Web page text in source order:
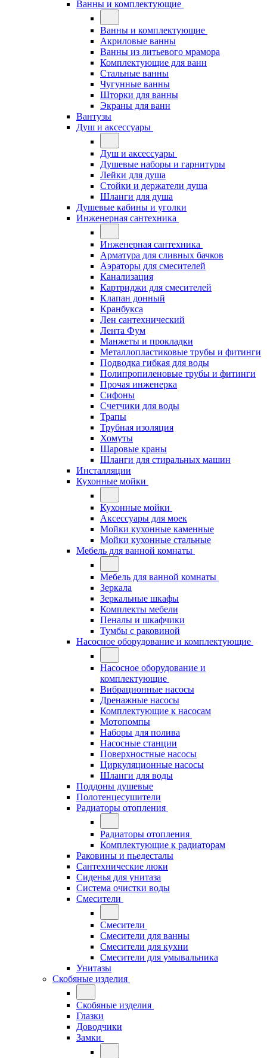
Ванны и комплектующие
Ванны и комплектующие
Акриловые ванны
Ванны из литьевого мрамора
Комплектующие для ванн
Стальные ванны
Чугунные ванны
Шторки для ванны
Экраны для ванн
Вантузы
Душ и аксессуары
Душ и аксессуары
Душевые наборы и гарнитуры
Лейки для душа
Стойки и держатели душа
Шланги для душа
Душевые кабины и уголки
Инженерная сантехника
Инженерная сантехника
Арматура для сливных бачков
Аэраторы для смесителей
Канализация
Картриджи для смесителей
Клапан донный
Кранбукса
Лен сантехнический
Лента Фум
Манжеты и прокладки
Металлопластиковые трубы и фитинги
Подводка гибкая для воды
Полипропиленовые трубы и фитинги
Прочая инженерка
Сифоны
Счетчики для воды
Трапы
Трубная изоляция
Хомуты
Шаровые краны
Шланги для стиральных машин
Инсталляции
Кухонные мойки
Кухонные мойки
Аксессуары для моек
Мойки кухонные каменные
Мойки кухонные стальные
Мебель для ванной комнаты
Мебель для ванной комнаты
Зеркала
Зеркальные шкафы
Комплекты мебели
Пеналы и шкафчики
Тумбы с раковиной
Насосное оборудование и комплектующие
Насосное оборудование и
комплектующие
Вибрационные насосы
Дренажные насосы
Комплектующие к насосам
Мотопомпы
Наборы для полива
Насосные станции
Поверхностные насосы
Циркуляционные насосы
Шланги для воды
Поддоны душевые
Полотенцесушители
Радиаторы отопления
Радиаторы отопления
Комплектующие к радиаторам
Раковины и пьедесталы
Сантехнические люки
Сиденья для унитаза
Система очистки воды
Смесители
Смесители
Смесители для ванны
Смесители для кухни
Смесители для умывальника
Унитазы
Скобяные изделия
Скобяные изделия
Глазки
Доводчики
Замки